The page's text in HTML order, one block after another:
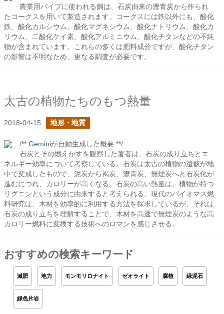
農業用パイプに使われる鋼は、石炭由来の瀝青炭から作られ
たコークスを用いて製造されます。コークスには鉄以外にも、酸化
鉄、酸化カルシウム、酸化マグネシウム、酸化ナトリウム、酸化カ
リウム、二酸化ケイ素、酸化アルミニウム、酸化チタンなどの不純
物が含まれています。これらの多くは肥料成分ですが、酸化チタン
の影響は不明なため、更なる調査が必要です。
太古の植物たちのもつ熱量
2018-04-15 地形・地質
/** Geminiが自動生成した概要 **/
石炭とその燃えかすを観察した著者は、石炭の成り立ちとエ
ネルギー効率について考察している。石炭は太古の植物の遺骸が地
中で変成したもので、泥炭から褐炭、瀝青炭、無煙炭へと石炭化が
進むにつれ、カロリーが高くなる。石炭の高い熱量は、植物が持つ
リグニンという成分に由来すると考えられる。現代のバイオマス燃
料研究は、木材を効率的に利用する方法を探求しているが、それは
石炭の成り立ちを理解することで、木材を高速で無煙炭のような高
カロリー燃料に変換する技術へのロマンを感じさせる。
おすすめの検索キーワード
減肥 地力 モンモリロナイト ゼオライト 腐植 緑泥石
緑色片岩